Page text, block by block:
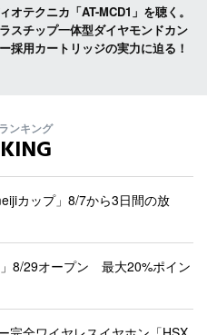
オテクニカ「AT-MCD1」を聴く。
スチップ一体型ダイヤモンドカン
採用カートリッジの実力に迫る！
ンキング
カップ」8/7から3日間の放
」8/29オープン 最大20%ポイン